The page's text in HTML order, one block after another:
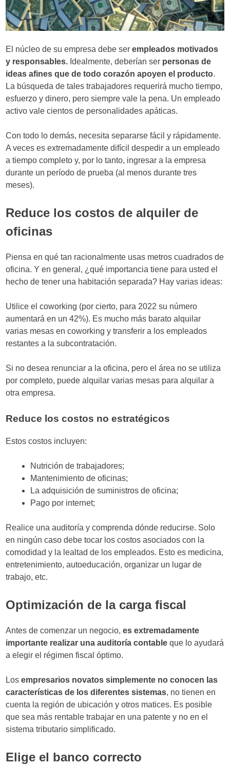
El núcleo de su empresa debe serempleados motivados
y responsables. Idealmente, deberían ser personas de
ideas afines que de todo corazón apoyen el producto.
La búsqueda de tales trabajadores requerirá mucho tiempo,
esfuerzo y dinero, pero siempre vale la pena. Un empleado
activo vale cientos de personalidades apáticas.
Con todo lo demás, necesita separarse fácil y rápidamente.
A veces es extremadamente difícil despedir a un empleado
a tiempo completo y, por lo tanto, ingresar a la empresa
durante un período de prueba (al menos durante tres
meses).
Reduce los costos de alquiler de
oficinas
Piensa en qué tan racionalmente usas metros cuadrados de
oficina. Y en general, ¿qué importancia tiene para usted el
hecho de tener una habitación separada? Hay varias ideas:
Utilice el coworking (por cierto, para 2022 su número
aumentará en un 42%). Es mucho más barato alquilar
varias mesas en coworking y transferir a los empleados
restantes a la subcontratación.
Si no desea renunciar a la oficina, pero el área no se utiliza
por completo, puede alquilar varias mesas para alquilar a
otra empresa.
Reduce los costos no estratégicos
Estos costos incluyen:
Nutrición de trabajadores;
Mantenimiento de oficinas;
La adquisición de suministros de oficina;
Pago por internet;
Realice una auditoría y comprenda dónde reducirse. Solo
en ningún caso debe tocar los costos asociados con la
comodidad y la lealtad de los empleados. Esto es medicina,
entretenimiento, autoeducación, organizar un lugar de
trabajo, etc.
Optimización de la carga fiscal
Antes de comenzar un negocio,es extremadamente
importante realizar una auditoría contable que lo ayudará
a elegir el régimen fiscal óptimo.
Losempresarios novatos simplemente no conocen las
características de los diferentes sistemas, no tienen en
cuenta la región de ubicación y otros matices. Es posible
que sea más rentable trabajar en una patente y no en el
sistema tributario simplificado.
Elige el banco correcto